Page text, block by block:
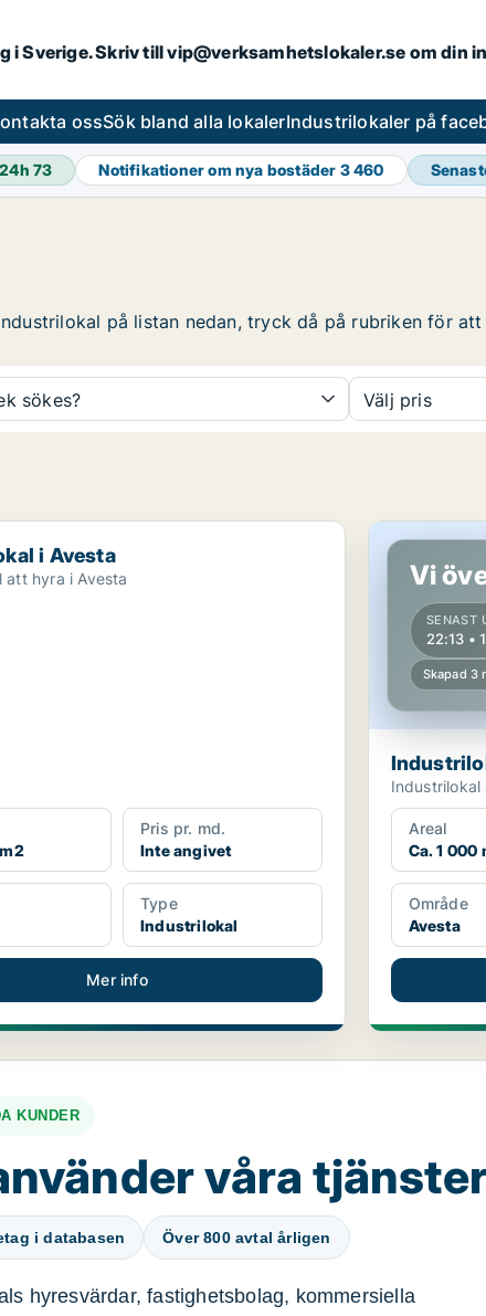
Sverige. Skriv till vip@verksamhetslokaler.se om din
ossSök bland alla lokalerIndustrilokaler på
73 Notifikationer om nya bostäder 3 460
på listan nedan, tryck då på rubriken för
sökes? Välj pris
i Avesta
att hyra i Avesta
Pris pr. md.
Inte angivet
Type
Industrilokal
Mer info
Industrilokal i
Vi
SENAST
22:13 •
Skapad 3
Industrilokal
Areal
Ca. 1 000
Område
Avesta
KUNDER
våra
i databasen Över 800 avtal årligen
hyresvärdar, fastighetsbolag, kommersiella